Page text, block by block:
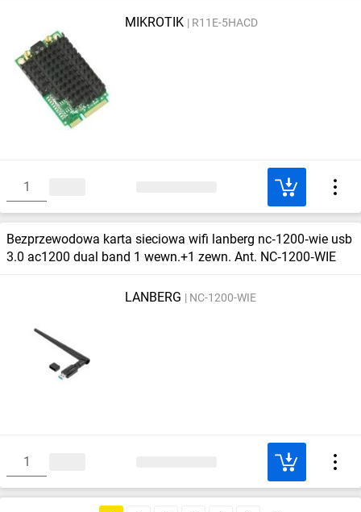
MIKROTIK R11E-5HACD
Bezprzewodowa karta sieciowa wifi lanberg nc‑1200‑wie usb
3.0 ac1200 dual band 1 wewn.+1 zewn. Ant. NC‑1200‑WIE
LANBERG NC-1200-WIE